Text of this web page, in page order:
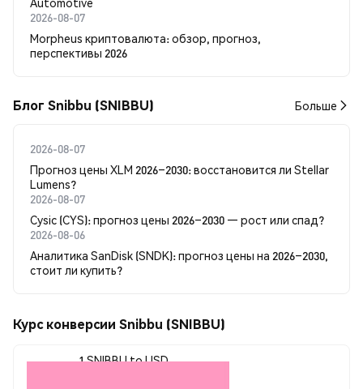
2026-08-07
Morpheus криптовалюта: обзор, прогноз,
перспективы 2026
Блог Snibbu (SNIBBU) Больше
2026-08-07
Прогноз цены XLM 2026–2030: восстановится ли Stellar
Lumens?
2026-08-07
Cysic (CYS): прогноз цены 2026–2030 — рост или спад?
2026-08-06
Аналитика SanDisk (SNDK): прогноз цены на 2026–2030,
стоит ли купить?
Курс конверсии Snibbu (SNIBBU)
1 SNIBBU to USD